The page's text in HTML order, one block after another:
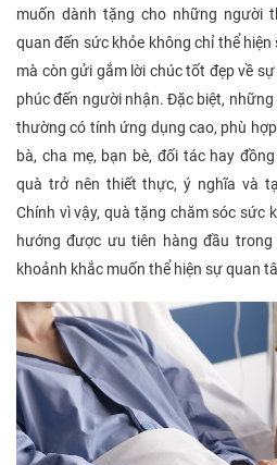
muốn dành tặng cho những người
quan đến sức khỏe không chỉ thể
mà còn gửi gắm lời chúc tốt đẹp về
phúc đến người nhận. Đặc biệt,
thường có tính ứng dụng cao, phù
bà, cha mẹ, bạn bè, đối tác hay
quà trở nên thiết thực, ý nghĩa và
Chính vì vậy, quà tặng chăm sóc sức
hướng được ưu tiên hàng đầu
khoảnh khắc muốn thể hiện sự quan